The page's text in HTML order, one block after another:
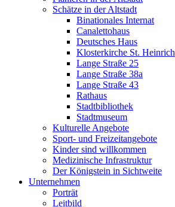
Schätze in der Altstadt
Binationales Internat
Canalettohaus
Deutsches Haus
Klosterkirche St. Heinrich
Lange Straße 25
Lange Straße 38a
Lange Straße 43
Rathaus
Stadtbibliothek
Stadtmuseum
Kulturelle Angebote
Sport- und Freizeitangebote
Kinder sind willkommen
Medizinische Infrastruktur
Der Königstein in Sichtweite
Unternehmen
Porträt
Leitbild